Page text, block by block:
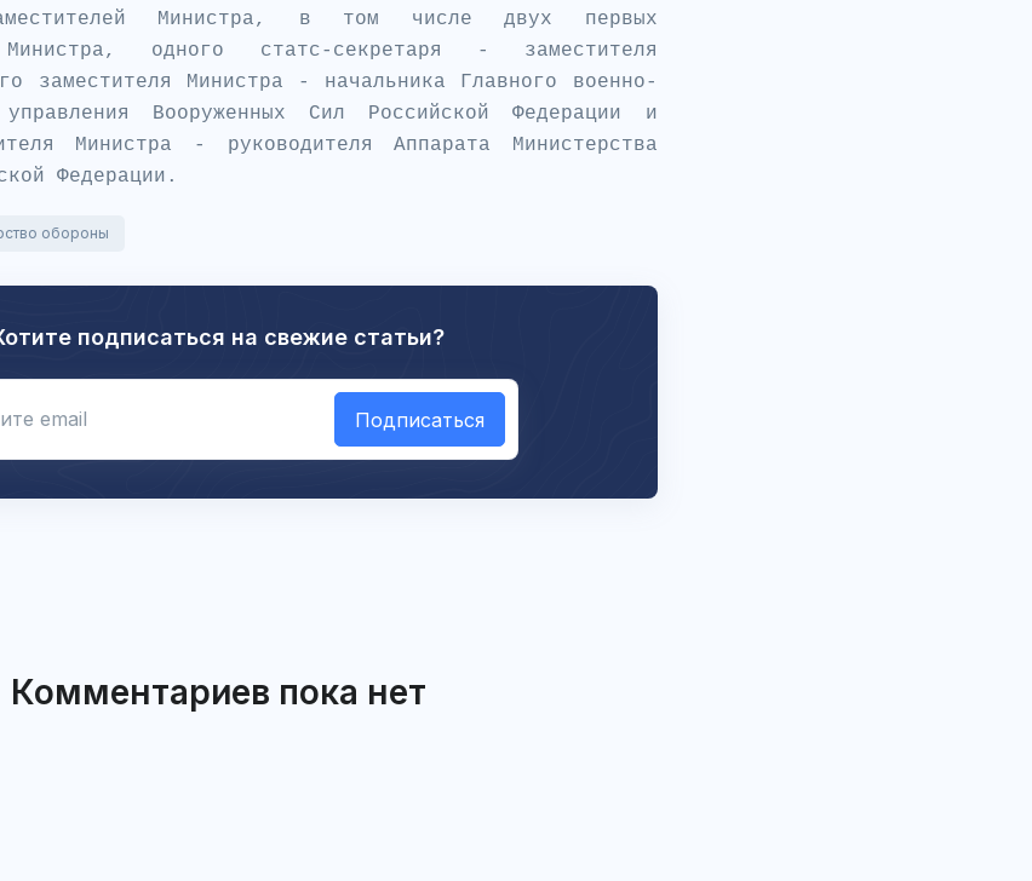
Министра, в том числе двух первых
Министра, одного статс-секретаря - заместителя
заместителя Министра - начальника Главного военно-
управления Вооруженных Сил Российской Федерации и
Министра - руководителя Аппарата Министерства
Федерации.
обороны
подписаться на свежие статьи?
Подписаться
Комментариев пока нет